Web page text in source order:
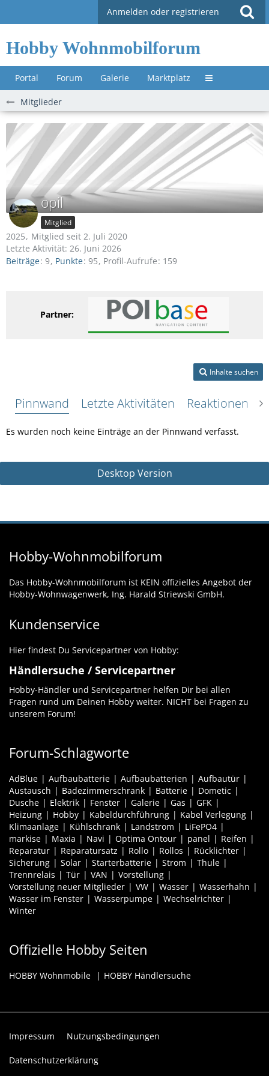
Anmelden oder registrieren
Hobby Wohnmobilforum
Portal Forum Galerie Marktplatz Untermenü »
Mitglieder
opil
Mitglied
2025
Mitglied seit 2. Juli 2020
Letzte Aktivität: 26. Juni 2026
Beiträge 9 Punkte 95 Profil-Aufrufe 159
Partner:
Inhalte suchen
Pinnwand Letzte Aktivitäten Reaktionen
Es wurden noch keine Einträge an der Pinnwand verfasst.
Desktop Version
Hobby-Wohnmobilforum
Das Hobby-Wohnmobilforum ist KEIN offizielles Angebot der
Hobby-Wohnwagenwerk, Ing. Harald Striewski GmbH.
Kundenservice
Hier findest Du Servicepartner von Hobby:
Händlersuche / Servicepartner
Hobby-Händler und Servicepartner helfen Dir bei allen
Fragen rund um Deinen Hobby weiter. NICHT bei Fragen zu
unserem Forum!
Forum-Schlagworte
AdBlue Aufbaubatterie Aufbaubatterien
Aufbautür
Austausch
Badezimmerschrank Batterie
Dometic
Dusche
Elektrik Fenster Galerie Gas
GFK
Heizung
Hobby Kabeldurchführung
Kabel Verlegung
Klimaanlage
Kühlschrank Landstrom
LiFePO4
markise
Maxia Navi Optima Ontour panel
Reifen
Reparatur
Reparatursatz Rollo Rollos
Rücklichter
Sicherung
Solar Starterbatterie Strom
Thule
Trennrelais
Tür VAN
Vorstellung
Vorstellung neuer Mitglieder
VW Wasser
Wasserhahn
Wasser im Fenster
Wasserpumpe
Wechselrichter
Winter
Offizielle Hobby Seiten
HOBBY Wohnmobile HOBBY Händlersuche
Impressum Nutzungsbedingungen
Datenschutzerklärung